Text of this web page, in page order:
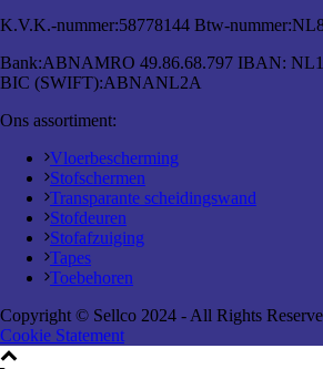
K.V.K.-nummer:58778144 Btw-nummer:
Bank:ABNAMRO 49.86.68.797 IBAN:
BIC (SWIFT):ABNANL2A
Ons assortiment:
Vloerbescherming
Stofschermen
Transparante scheidingswand
Stofdeuren
Stofafzuiging
Tapes
Toebehoren
Copyright © Sellco 2024 - All Rights
Cookie Statement